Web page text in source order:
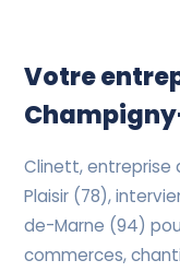
Votre
Clinett, entreprise
Plaisir (78),
de-Marne (94)
commerces,